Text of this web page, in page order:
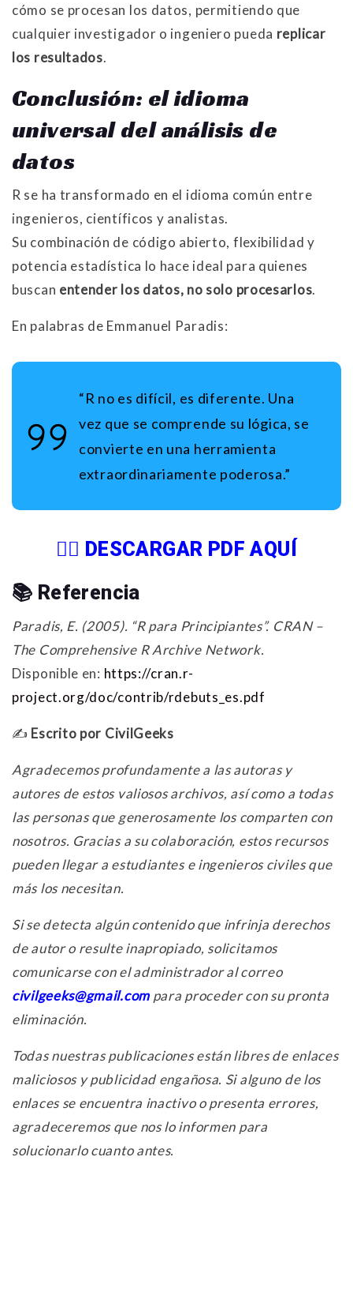
cómo se procesan los datos, permitiendo que
cualquier investigador o ingeniero pueda replicar
los resultados.
Conclusión: el idioma
universal del análisis de
datos
R se ha transformado en el idioma común entre
ingenieros, científicos y analistas.
Su combinación de código abierto, flexibilidad y
potencia estadística lo hace ideal para quienes
buscan entender los datos, no solo procesarlos.
En palabras de Emmanuel Paradis:
“R no es difícil, es diferente. Una
vez que se comprende su lógica, se
convierte en una herramienta
extraordinariamente poderosa.”
👉🏻 DESCARGAR PDF AQUÍ
📚 Referencia
Paradis, E. (2005). “R para Principiantes”. CRAN –
The Comprehensive R Archive Network.
Disponible en: https://cran.r-
project.org/doc/contrib/rdebuts_es.pdf
✍️ Escrito por CivilGeeks
Agradecemos profundamente a las autoras y
autores de estos valiosos archivos, así como a todas
las personas que generosamente los comparten con
nosotros. Gracias a su colaboración, estos recursos
pueden llegar a estudiantes e ingenieros civiles que
más los necesitan.
Si se detecta algún contenido que infrinja derechos
de autor o resulte inapropiado, solicitamos
comunicarse con el administrador al correo
civilgeeks@gmail.com para proceder con su pronta
eliminación.
Todas nuestras publicaciones están libres de enlaces
maliciosos y publicidad engañosa. Si alguno de los
enlaces se encuentra inactivo o presenta errores,
agradeceremos que nos lo informen para
solucionarlo cuanto antes.